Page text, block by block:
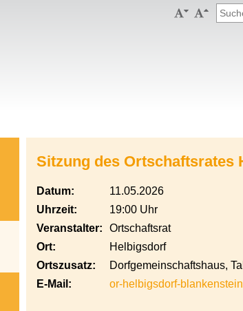
 
Sitzung des Ortschaftsrates
Datum:
11.05.2026
Uhrzeit:
19:00 Uhr
Veranstalter:
Ortschaftsrat
Ort:
Helbigsdorf
Ortszusatz:
Dorfgemeinschaftshaus,
E-Mail:
or-helbigsdorf-